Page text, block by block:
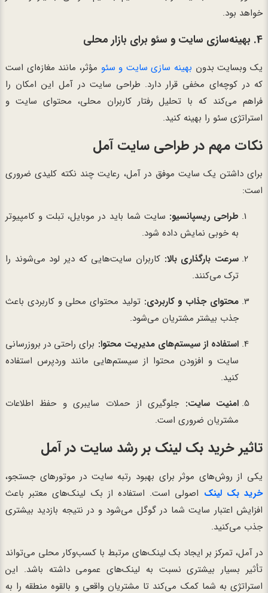
خواهد بود.
4. بهینه‌سازی سایت و سئو برای بازار محلی
یک وبسایت بدون بهینه سازی سایت و سئو مؤثر، مانند مغازه‌ای است
که در کوچه‌ای مخفی قرار دارد. طراحی سایت در آمل این امکان را
فراهم می‌کند که با تحلیل رفتار کاربران محلی، محتوای سایت و
استراتژی سئو را بهینه کنید.
نکات مهم در طراحی سایت آمل
برای داشتن یک سایت موفق در آمل، رعایت چند نکته کلیدی ضروری
است:
طراحی ریسپانسیو: سایت شما باید در موبایل، تبلت و کامپیوتر
به خوبی نمایش داده شود.
سرعت بارگذاری بالا: کاربران سایت‌هایی که دیر لود می‌شوند را
ترک می‌کنند.
محتوای جذاب و کاربردی: تولید محتوای محلی و کاربردی باعث
جذب بیشتر مشتریان می‌شود.
استفاده از سیستم‌های مدیریت محتوا: برای راحتی در بروزرسانی
سایت و افزودن محتوا از سیستم‌هایی مانند وردپرس استفاده
کنید.
امنیت سایت: جلوگیری از حملات سایبری و حفظ اطلاعات
مشتریان ضروری است.
تاثیر خرید بک لینک بر رشد سایت در آمل
یکی از روش‌های موثر برای بهبود رتبه سایت در موتورهای جستجو،
خرید بک لینک اصولی است. استفاده از بک لینک‌های معتبر باعث
افزایش اعتبار سایت شما در گوگل می‌شود و در نتیجه بازدید بیشتری
جذب می‌کنید.
در آمل، تمرکز بر ایجاد بک لینک‌های مرتبط با کسب‌وکار محلی می‌تواند
تأثیر بسیار بیشتری نسبت به لینک‌های عمومی داشته باشد. این
استراتژی به شما کمک می‌کند تا مشتریان واقعی و بالقوه منطقه را به